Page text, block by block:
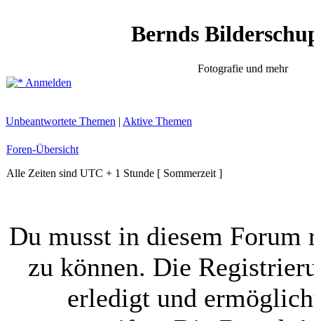
Bernds
Fotografie und mehr
Anmelden
Unbeantwortete Themen | Aktive Themen
Foren-Übersicht
Alle Zeiten sind UTC + 1 Stunde [ Sommerzeit ]
Du musst in diesem
zu können. Die
erledigt und